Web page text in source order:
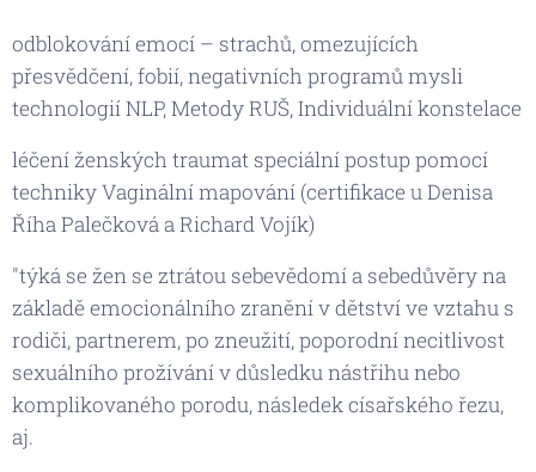
odblokování emocí – strachů, omezujících
přesvědčení, fobií, negativních programů mysli
technologií NLP, Metody RUŠ, Individuální konstelace
léčení ženských traumat speciální postup pomocí
techniky Vaginální mapování (certifikace u Denisa
Říha Palečková a Richard Vojík)
"týká se žen se ztrátou sebevědomí a sebedůvěry na
základě emocionálního zranění v dětství ve vztahu s
rodiči, partnerem, po zneužití, poporodní necitlivost
sexuálního prožívání v důsledku nástřihu nebo
komplikovaného porodu, následek císařského řezu,
aj.